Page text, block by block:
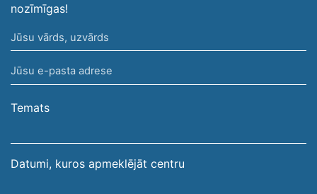
nozīmīgas!
Jūsu
vārds,
uzvārds
Jūsu
e-
pasta
Temats
Datumi, kuros apmeklējāt centru